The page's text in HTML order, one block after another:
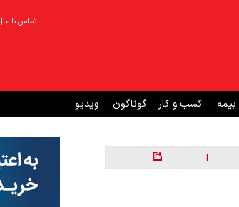
تماس با ما|
بیمه کسب و کار گوناگون ویدیو
|